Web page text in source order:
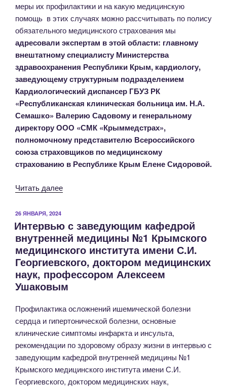
меры их профилактики и на какую медицинскую
помощь в этих случаях можно рассчитывать по полису
обязательного медицинского страхования мы
адресовали экспертам в этой области: главному
внештатному специалисту Министерства
здравоохранения Республики Крым, кардиологу,
заведующему структурным подразделением
Кардиологический диспансер ГБУЗ РК
«Республиканская клиническая больница им. Н.А.
Семашко» Валерию Садовому и генеральному
директору ООО «СМК «Крыммедстрах»,
полномочному представителю Всероссийского
союза страховщиков по медицинскому
страхованию в Республике Крым Елене Сидоровой.
Читать далее««Крыммедстрах»
как
предупредить
сердечно-
сосудистые
заболевания
в
период»
ОПУБЛИКОВАНО
26 ЯНВАРЯ, 2024
Интервью с заведующим кафедрой
внутренней медицины №1 Крымского
медицинского института имени С.И.
Георгиевского, доктором медицинских
наук, профессором Алексеем
Ушаковым
Профилактика осложнений ишемической болезни
сердца и гипертонической болезни, основные
клинические симптомы инфаркта и инсульта,
рекомендации по здоровому образу жизни в интервью с
заведующим кафедрой внутренней медицины №1
Крымского медицинского института имени С.И.
Георгиевского, доктором медицинских наук,